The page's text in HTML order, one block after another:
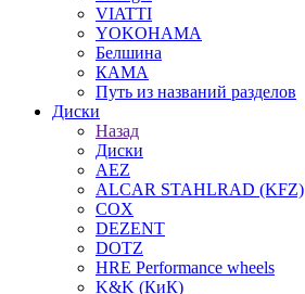
VIATTI
YOKOHAMA
Белшина
КАМА
Путь из названий разделов
Диски
Назад
Диски
AEZ
ALCAR STAHLRAD (KFZ)
COX
DEZENT
DOTZ
HRE Performance wheels
K&K (КиК)